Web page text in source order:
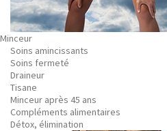
Minceur
Soins amincissants
Soins fermeté
Draineur
Tisane
Minceur après 45 ans
Compléments alimentaires
Détox, élimination